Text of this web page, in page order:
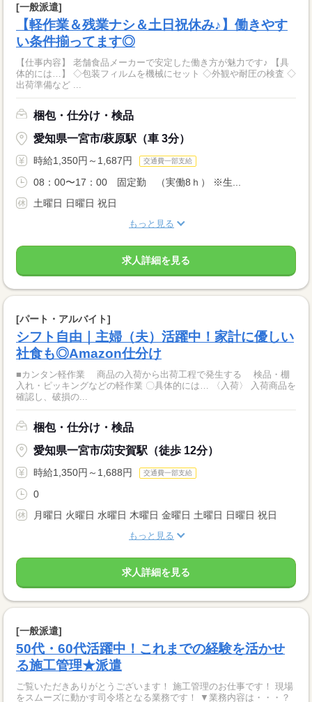
[一般派遣]
【軽作業＆残業ナシ＆土日祝休み♪】働きやす
い条件揃ってます◎
【仕事内容】 老舗食品メーカーで安定した働き方が魅力です♪ 【具
体的には…】 ◇包装フィルムを機械にセット ◇外観や耐圧の検査 ◇
梱包・仕分け・検品
愛知県一宮市/萩原駅（車 3分）
時給1,350円～1,687円 交通費一部支給
08：00〜17：00 固定勤 （実働8ｈ） ※生...
土曜日 日曜日 祝日
もっと見る
求人詳細を見る
[パート・アルバイト]
シフト自由｜主婦（夫）活躍中！家計に優しい
社食も◎Amazon仕分け
■カンタン軽作業 商品の入荷から出荷工程で発生する 検品・棚
入れ・ピッキングなどの軽作業 〇具体的には… 〈入荷〉 入荷商品を
確認し、破損の...
梱包・仕分け・検品
愛知県一宮市/苅安賀駅（徒歩 12分）
時給1,350円～1,688円 交通費一部支給
0
月曜日 火曜日 水曜日 木曜日 金曜日 土曜日 日曜日 祝日
もっと見る
求人詳細を見る
[一般派遣]
50代・60代活躍中！これまでの経験を活かせ
る施工管理★派遣
ご覧いただきありがとうございます！ 施工管理のお仕事です！ 現場
をスムーズに動かす司令塔となる業務です！ ▼業務内容は・・・？